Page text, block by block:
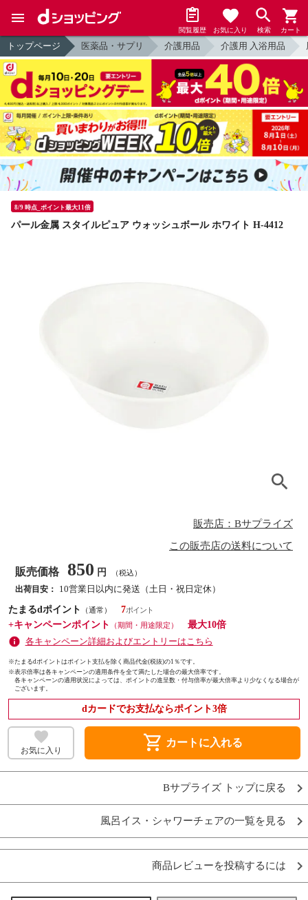
閲覧履歴 お気に入り 検索 カート
トップページ 医薬品・サプリ 介護用品 介護用 入浴用品
8/9 時点_ポイント最大11倍
パール金属 スタイルピュア ウォッシュボール ホワイト H-4412
販売店：Bサプライズ
この販売店の送料について
販売価格 850 円 （税込）
出荷目安：
10営業日以内に発送（土日・祝日定休）
たまるdポイント
（通常）
7
+キャンペーンポイント
（期間・用途限定）
最大10倍
各キャンペーン詳細およびエントリーはこちら
※たまるdポイントはポイント支払を除く商品代金(税抜)の1％です。
※表示倍率は各キャンペーンの適用条件を全て満たした場合の最大倍率です。
各キャンペーンの適用状況によっては、ポイントの進呈数・付与倍率が最大倍率より少なくなる場合が
ございます。
dカードでお支払ならポイント3倍
お気に入り shopping_cart カートに入れる
Bサプライズ トップに戻る
風呂イス・シャワーチェアの一覧を見る
商品レビューを投稿するには